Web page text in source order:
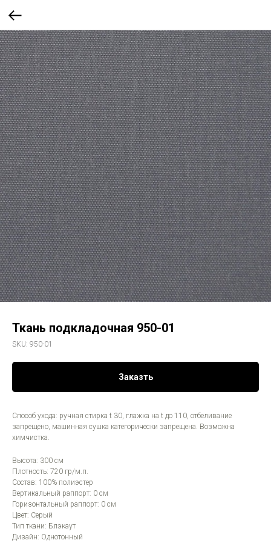
Ткань подкладочная 950-01
SKU: 950-01
Заказть
Способ ухода: ручная стирка t 30, глажка на t до 110, отбеливание
запрещено, машинная сушка категорически запрещена. Возможна
химчистка.
Высота: 300 см
Плотность: 720 гр/м.п.
Состав: 100% полиэстер
Вертикальный раппорт: 0 см
Горизонтальный раппорт: 0 см
Цвет: Серый
Тип ткани: Блэкаут
Дизайн: Однотонный